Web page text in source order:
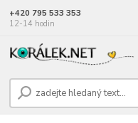
+420 795 533 353
12-14 hodin